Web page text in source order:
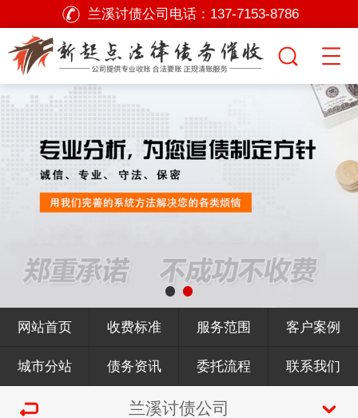
兰溪讨债公司电话： 137-7153-8786
网站首页 收费标准 服务范围 客户案例
城市分站 债务资讯 委托流程 联系我们
兰溪讨债公司